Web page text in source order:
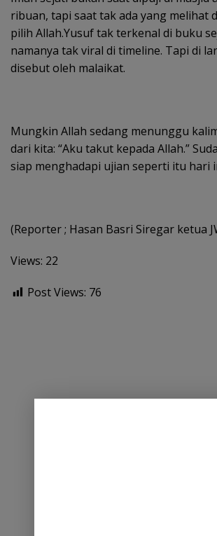
ribuan, tapi saat tak ada yang melihat
pilih Allah.Yusuf tak terkenal di buku
namanya tak viral di timeline. Tapi di
disebut oleh malaikat.
Mungkin Allah sedang menunggu
dari kita: “Aku takut kepada Allah.”
siap menghadapi ujian seperti itu hari
(Reporter ; Hasan Basri Siregar ketua
Views: 22
Post Views: 76